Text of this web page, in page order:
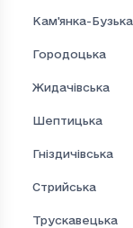
Кам'янка-Бузька
Городоцька
Жидачівська
Шептицька
Гніздичівська
Стрийська
Трускавецька